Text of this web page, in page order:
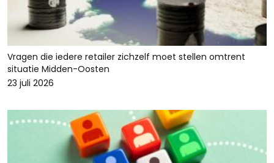
Vragen die iedere retailer zichzelf moet stellen omtrent
situatie Midden-Oosten
23 juli 2026